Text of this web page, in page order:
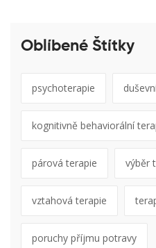
Oblíbené Štítky
psychoterapie
kognitivně behaviorální
párová terapie výběr
vztahová terapie
poruchy příjmu potravy